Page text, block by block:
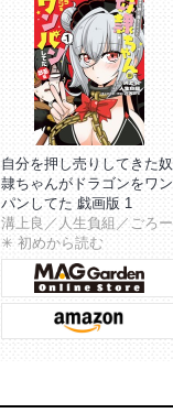
自分を押し売りしてきた奴
隷ちゃんがドラゴンをワン
パンしてた 戯画版 1
溝上良／人生負組／ごろー
✳︎ 初めから読む